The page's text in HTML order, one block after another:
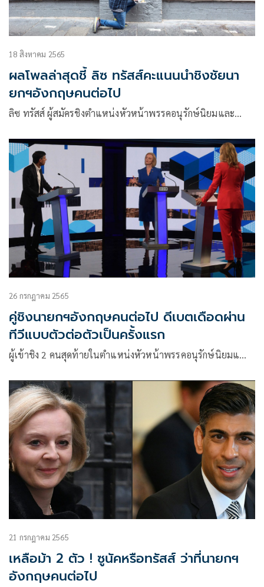
18 สิงหาคม 2565
ผลโพลล่าสุดชี้ ลิซ ทรัสส์คะแนนนำชิงชัยนา
ยกฯอังกฤษคนต่อไป
ลิซ ทรัสส์ ผู้สมัครชิงตำแหน่งหัวหน้าพรรคอนุรักษ์นิยมและ…
26 กรกฎาคม 2565
คู่ชิงนายกฯอังกฤษคนต่อไป ดีเบตเดือดผ่าน
ทีวีแบบตัวต่อตัวเป็นครั้งแรก
ผู้เข้าชิง 2 คนสุดท้ายในตำแหน่งหัวหน้าพรรคอนุรักษ์นิยมแ…
21 กรกฎาคม 2565
เหลือม้า 2 ตัว ! ซูนัคหรือทรัสส์ ว่าที่นายกฯ
อังกฤษคนต่อไป